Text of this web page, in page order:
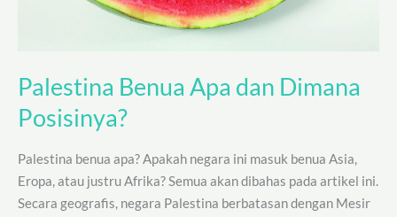
Palestina Benua Apa dan Dimana
Posisinya?
Palestina benua apa? Apakah negara ini masuk benua Asia,
Eropa, atau justru Afrika? Semua akan dibahas pada artikel ini.
Secara geografis, negara Palestina berbatasan dengan Mesir